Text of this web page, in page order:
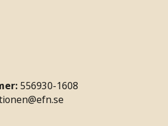
556930-1608